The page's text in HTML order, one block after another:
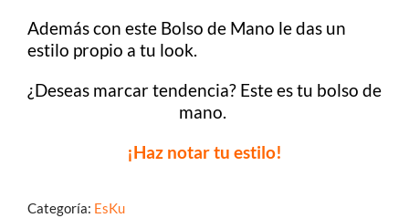
Además con este Bolso de Mano le das un
estilo propio a tu look.
¿Deseas marcar tendencia? Este es tu bolso de
mano.
¡Haz notar tu estilo!
Categoría: EsKu